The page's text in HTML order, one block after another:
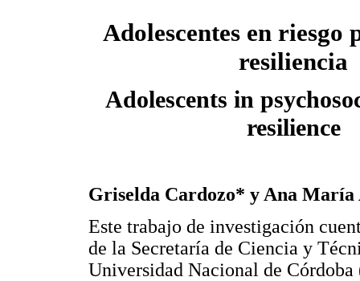
Adolescentes en riesgo
resiliencia
Adolescents in
resilience
Griselda Cardozo* y Ana
Este trabajo de investigación
de la Secretaría de Ciencia y
Universidad Nacional de